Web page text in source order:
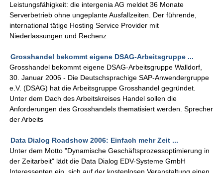
Leistungsfähigkeit: die intergenia AG meldet 36 Monate
Serverbetrieb ohne ungeplante Ausfallzeiten. Der führende,
international tätige Hosting Service Provider mit
Niederlassungen und Rechenz
Grosshandel bekommt eigene DSAG-Arbeitsgruppe ...
Grosshandel bekommt eigene DSAG-Arbeitsgruppe Walldorf,
30. Januar 2006 - Die Deutschsprachige SAP-Anwendergruppe
e.V. (DSAG) hat die Arbeitsgruppe Grosshandel gegründet.
Unter dem Dach des Arbeitskreises Handel sollen die
Anforderungen des Grosshandels thematisiert werden. Sprecher
der Arbeits
Data Dialog Roadshow 2006: Einfach mehr Zeit ...
Unter dem Motto "Dynamische Geschäftsprozessoptimierung in
der Zeitarbeit" lädt die Data Dialog EDV-Systeme GmbH